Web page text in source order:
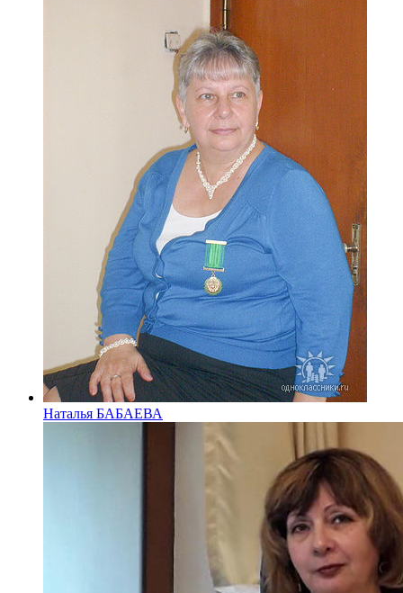
Наталья БАБАЕВА